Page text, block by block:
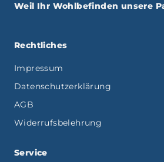
Weil Ihr Wohlbefinden unsere
Rechtliches
Impressum
Datenschutzerklärung
AGB
Widerrufsbelehrung
Service